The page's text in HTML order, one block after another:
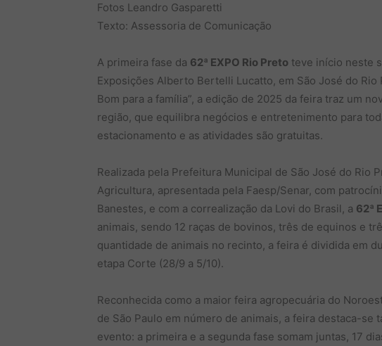
Fotos Leandro Gasparetti
Texto: Assessoria de Comunicação
A primeira fase da 62ª EXPO Rio Preto teve início neste
Exposições Alberto Bertelli Lucatto, em São José do Rio
Bom para a família”, a edição de 2025 da feira traz um
região, que equilibra negócios e entretenimento para
estacionamento e as atividades são gratuitas.
Realizada pela Prefeitura Municipal de São José do Rio
Agricultura, apresentada pela Faesp/Senar, com
Banestes, e com a correalização da Lovi do Brasil, a 62ª
animais, sendo 12 raças de bovinos, três de equinos e
quantidade de animais no recinto, a feira é dividida em
etapa Corte (28/9 a 5/10).
Reconhecida como a maior feira agropecuária do
de São Paulo em número de animais, a feira destaca-se
evento: a primeira e a segunda fase somam juntas, 17